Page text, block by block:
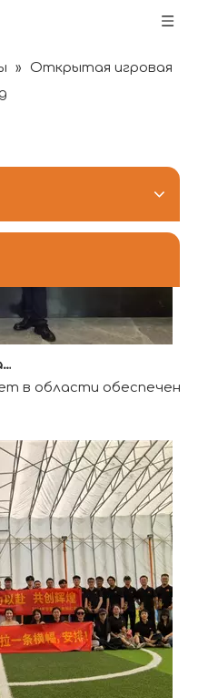
»
Открытая игровая
в области